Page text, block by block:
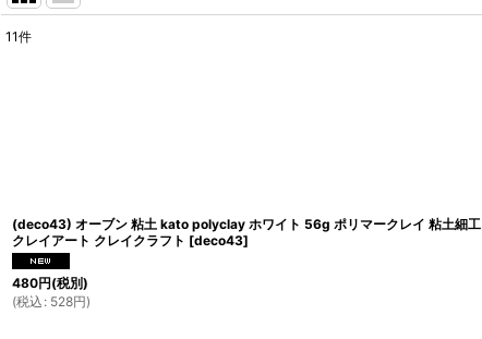
11件
(deco43) オーブン 粘土 kato polyclay ホワイト 56g ポリマークレイ 粘土細工
クレイアート クレイクラフト [deco43]
480円(税別)
(税込 : 528円)